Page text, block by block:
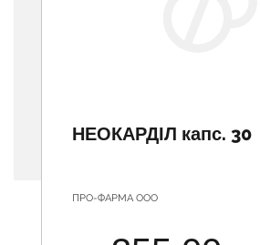
НЕОКАРДІЛ капс. 30
ПРО-ФАРМА ООО